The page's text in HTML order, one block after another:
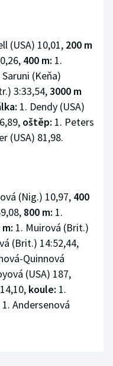
(USA) 10,01, 200 m
400 m: 1.
Saruni (Keňa)
3:33,54,3000 m
1. Dendy (USA)
oštěp: 1. Peters
(USA) 81,98.
(Nig.) 10,97, 400
800 m: 1.
1. Muirová (Brit.)
(Brit.) 14:52,44,
Quinnová
(USA) 187,
koule: 1.
1. Andersenová